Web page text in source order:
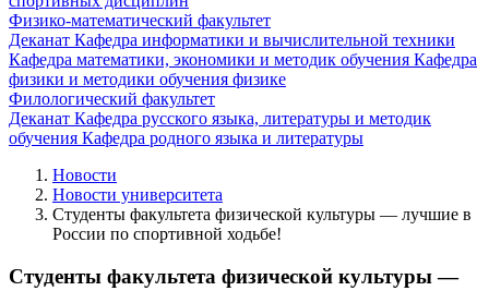
Физико-математический факультет
Деканат Кафедра информатики и вычислительной техники
Кафедра математики, экономики и методик обучения Кафедра
физики и методики обучения физике
Филологический факультет
Деканат Кафедра русского языка, литературы и методик
обучения Кафедра родного языка и литературы
Новости
Новости университета
Студенты факультета физической культуры — лучшие в
России по спортивной ходьбе!
Студенты факультета физической культуры —